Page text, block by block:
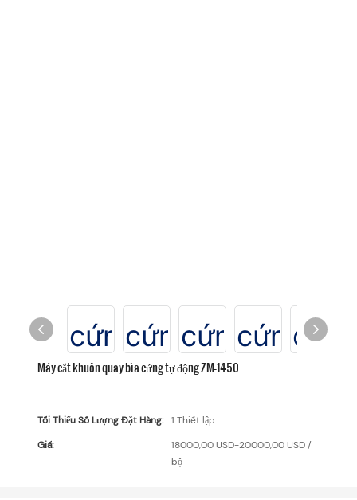
Máy cắt khuôn quay bìa cứng tự động ZM-1450
Tối Thiểu Số Lượng Đặt Hàng:
1 Thiết lập
Giá:
18000,00 USD-20000,00 USD /
bộ